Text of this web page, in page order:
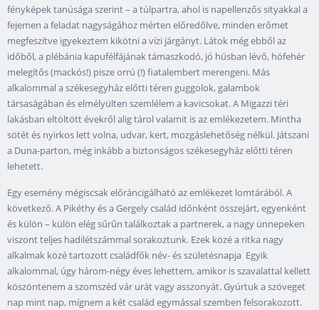
fényképek tanúsága szerint – a túlpartra, ahol is napellenzős sityakkal a
fejemen a feladat nagyságához mérten előredőlve, minden erőmet
megfeszítve igyekeztem kikötni a vízi járgányt. Látok még ebből az
időből, a plébánia kapufélfájának támaszkodó, jó húsban lévő, hófehér
melegítős (mackós!) pisze orrú (!) fiatalembert merengeni. Más
alkalommal a székesegyház előtti téren guggolok, galambok
társaságában és elmélyülten szemlélem a kavicsokat. A Migazzi téri
lakásban eltöltött évekről alig tárol valamit is az emlékezetem. Mintha
sötét és nyirkos lett volna, udvar, kert, mozgáslehetőség nélkül. Játszani
a Duna-parton, még inkább a biztonságos székesegyház előtti téren
lehetett.
Egy esemény mégiscsak előráncigálható az emlékezet lomtárából. A
következő. A Pikéthy és a Gergely család időnként összejárt, egyenként
és külön – külön elég sűrűn találkoztak a partnerek, a nagy ünnepeken
viszont teljes hadilétszámmal sorakoztunk. Ezek közé a ritka nagy
alkalmak közé tartozott családfők név- és születésnapja Egyik
alkalommal, úgy három-négy éves lehettem, amikor is szavalattal kellett
köszöntenem a szomszéd vár urát vagy asszonyát. Gyúrtuk a szöveget
nap mint nap, mígnem a két család egymással szemben felsorakozott.